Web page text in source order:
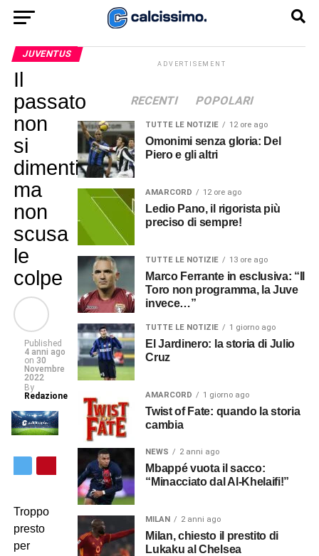
JUVENTUS
Il
passato
non
si
dimentica,
ma
non
scusa
le
colpe
Published
4 anni ago
on 30
Novembre
2022
By
Redazione
Troppo
presto
per
ADVERTISEMENT
RECENTI POPOLARI
TUTTE LE NOTIZIE 12 ore ago
Omonimi senza gloria: Del
Piero e gli altri
AMARCORD 12 ore ago
Ledio Pano, il rigorista più
preciso di sempre!
TUTTE LE NOTIZIE 13 ore ago
Marco Ferrante in esclusiva: “Il
Toro non programma, la Juve
invece…”
TUTTE LE NOTIZIE 1 giorno ago
El Jardinero: la storia di Julio
Cruz
AMARCORD 1 giorno ago
Twist of Fate: quando la storia
cambia
NEWS 2 anni ago
Mbappé vuota il sacco:
“Minacciato dal Al-Khelaifi!”
MILAN 2 anni ago
Milan, chiesto il prestito di
Lukaku al Chelsea